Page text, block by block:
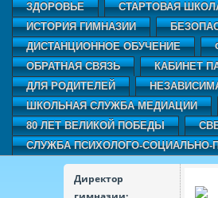
ЗДОРОВЬЕ
СТАРТОВАЯ
ИСТОРИЯ ГИМНАЗИИ
ДИСТАНЦИОННОЕ ОБУЧЕНИЕ
ОБРАТНАЯ СВЯЗЬ
КАБИНЕТ
ДЛЯ РОДИТЕЛЕЙ
ШКОЛЬНАЯ СЛУЖБА МЕДИАЦИИ
80 ЛЕТ ВЕЛИКОЙ ПОБЕДЫ
СЛУЖБА ПСИХОЛОГО-СОЦИАЛЬНО-
Директор